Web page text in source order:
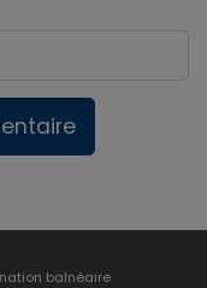
balnéaire